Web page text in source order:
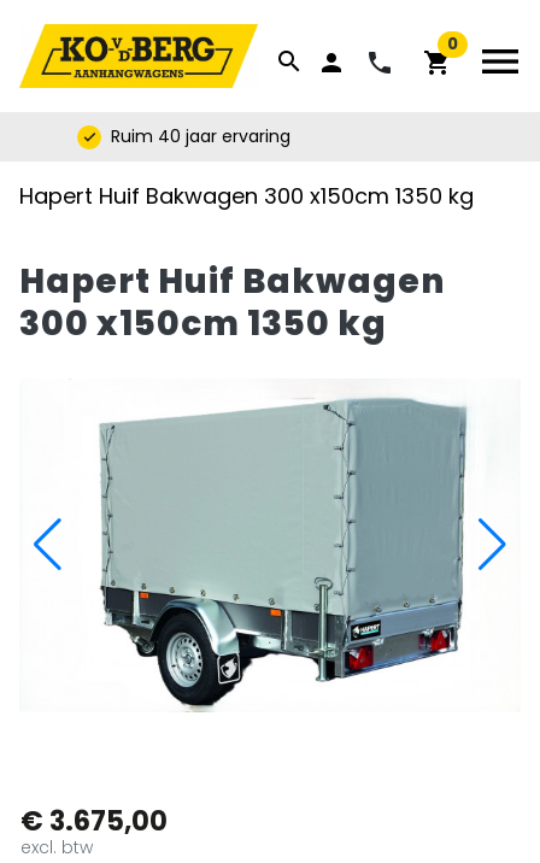
search person phone shopping_cart
0 menu
check Ruim 40 jaar ervaring
Hapert Huif Bakwagen 300 x150cm 1350 kg
Hapert Huif Bakwagen
300 x150cm 1350 kg


€ 3.675,00
excl. btw